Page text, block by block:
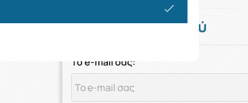
Ανάκτηση κωδικού
Το e-mail σας: